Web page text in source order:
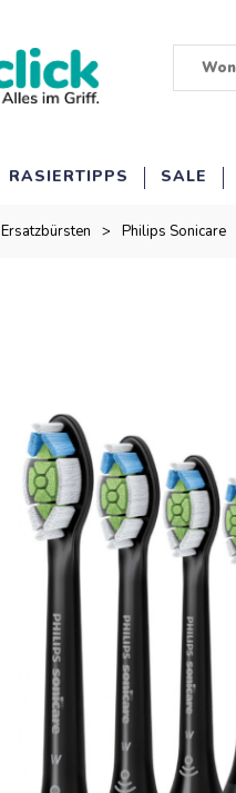
RASIERTIPPS SALE
Ersatzbürsten > Philips Sonicare